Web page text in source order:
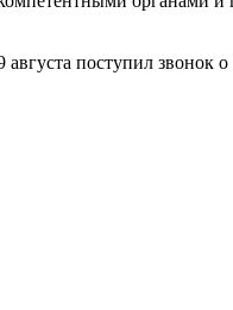
поступил